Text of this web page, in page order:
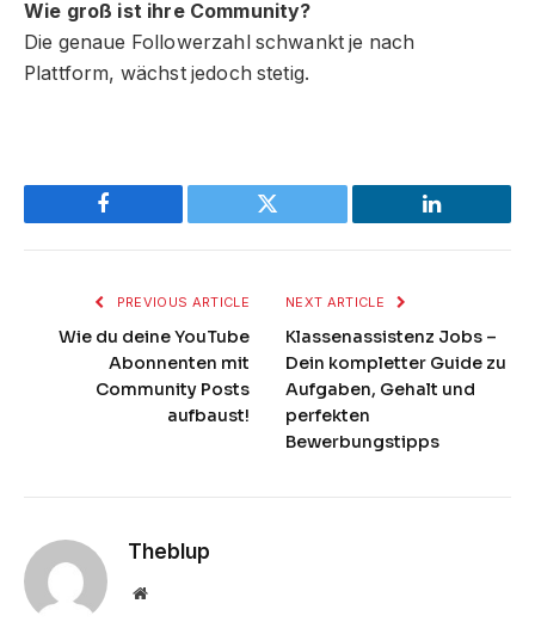
Wie groß ist ihre Community?
Die genaue Followerzahl schwankt je nach
Plattform, wächst jedoch stetig.
Facebook Twitter LinkedIn
PREVIOUS ARTICLE
Wie du deine YouTube
Abonnenten mit
Community Posts
aufbaust!
NEXT ARTICLE
Klassenassistenz Jobs –
Dein kompletter Guide zu
Aufgaben, Gehalt und
perfekten
Bewerbungstipps
Theblup
Website